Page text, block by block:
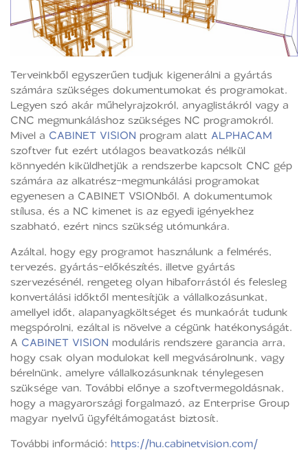
Terveinkből egyszerűen tudjuk kigenerálni a gyártás
számára szükséges dokumentumokat és programokat.
Legyen szó akár műhelyrajzokról, anyaglistákról vagy a
CNC megmunkáláshoz szükséges NC programokról.
Mivel a CABINET VISION program alatt ALPHACAM
szoftver fut ezért utólagos beavatkozás nélkül
könnyedén kiküldhetjük a rendszerbe kapcsolt CNC gép
számára az alkatrész-megmunkálási programokat
egyenesen a CABINET VSIONből. A dokumentumok
stílusa, és a NC kimenet is az egyedi igényekhez
szabható, ezért nincs szükség utómunkára.
Azáltal, hogy egy programot használunk a felmérés,
tervezés, gyártás-előkészítés, illetve gyártás
szervezésénél, rengeteg olyan hibaforrástól és felesleg
konvertálási időktől mentesítjük a vállalkozásunkat,
amellyel időt, alapanyagköltséget és munkaórát tudunk
megspórolni, ezáltal is növelve a cégünk hatékonyságát.
A CABINET VISION moduláris rendszere garancia arra,
hogy csak olyan modulokat kell megvásárolnunk, vagy
bérelnünk, amelyre vállalkozásunknak ténylegesen
szüksége van. További előnye a szoftvermegoldásnak,
hogy a magyarországi forgalmazó, az Enterprise Group
magyar nyelvű ügyféltámogatást biztosít.
További információ: https://hu.cabinetvision.com/